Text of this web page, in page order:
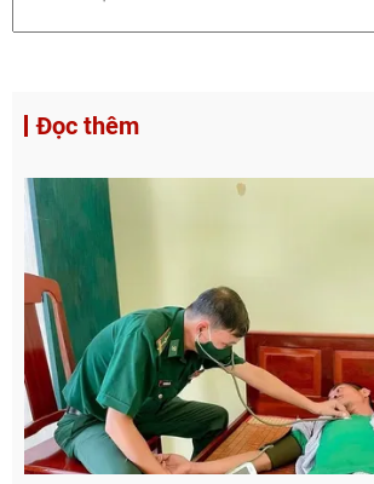
Đọc thêm